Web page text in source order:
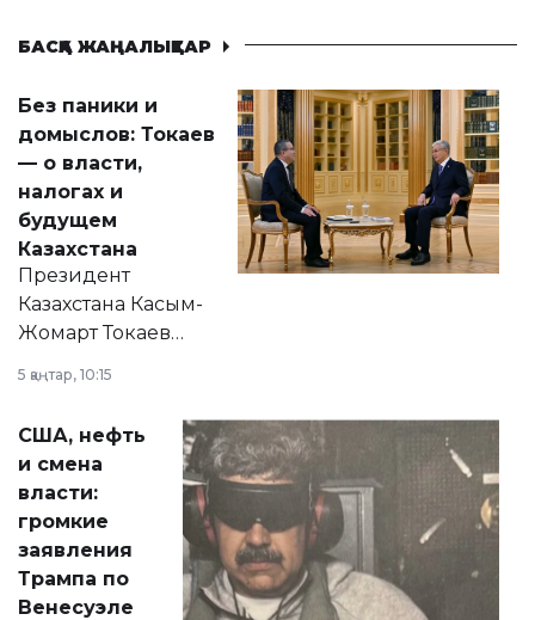
БАСҚА ЖАҢАЛЫҚТАР
Без паники и
домыслов: Токаев
— о власти,
налогах и
будущем
Казахстана
Президент
Казахстана Касым-
Жомарт Токаев
сразу несколько
актуальных тем —
от слухов о
политических
реформах до
вопросов армии,
экономики и
личного здоровья.
5 қаңтар, 10:15
США, нефть
и смена
власти:
громкие
заявления
Трампа по
Венесуэле